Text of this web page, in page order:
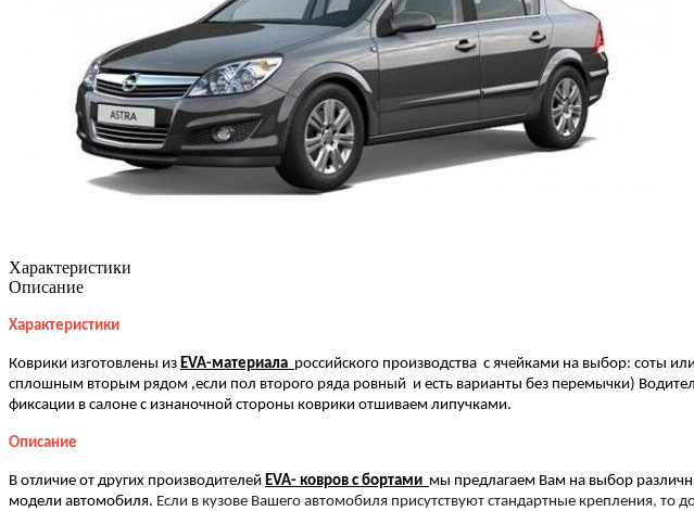
Характеристики
Описание
Характеристики
Коврики изготовлены из EVA-материала российского производства с ячейками на выбор: соты
сплошным вторым рядом ,если пол второго ряда ровный и есть варианты без перемычки)
фиксации в салоне с изнаночной стороны коврики отшиваем липучками.
Описание
В отличие от других производителей EVA- ковров с бортами мы предлагаем Вам на выбор
модели автомобиля. Если в кузове Вашего автомобиля присутствуют стандартные крепления, то